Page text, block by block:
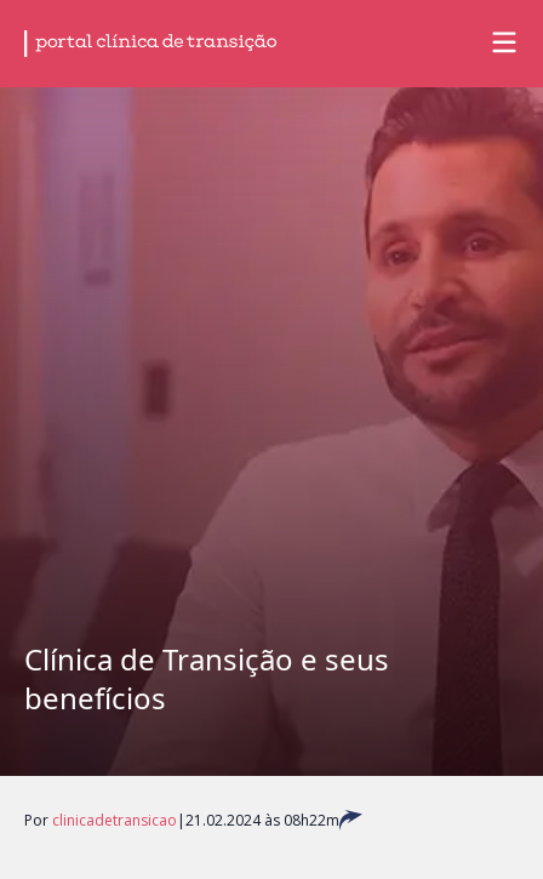
Clínica de Transição e seus
benefícios
Por clinicadetransicao |21.02.2024 às 08h22m